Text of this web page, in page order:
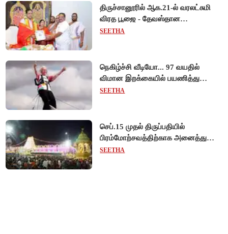
திருச்சானூரில் ஆக.21-ல் வரலட்சுமி
விரத பூஜை - தேவஸ்தான
அறங்காவலர் குழு தலைவருக்கு
SEETHA
நெகிழ்ச்சி வீடியோ... 97 வயதில்
விமான இறக்கையில் பயணித்து
கின்னஸ் சாதனை படைத்த பிரிட்டன்
SEETHA
செப்.15 முதல் திருப்பதியில்
பிரம்மோற்சவத்திற்காக அனைத்து
சிறப்பு தரிசனங்களும் ரத்து -
SEETHA